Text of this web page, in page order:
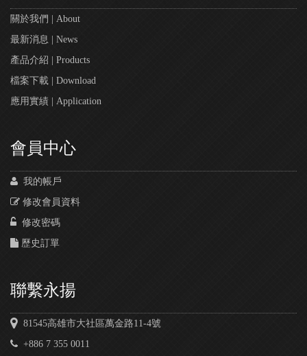
關於我們 | About
最新消息 | News
產品介紹 | Products
檔案下載 | Download
應用實績 | Application
會員中心
我的帳戶
修改會員資料
修改密碼
歷史訂單
聯繫永揚
81545高雄市大社區萬金路11-4號
+886 7 355 0011